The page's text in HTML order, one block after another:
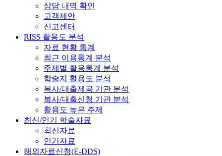
상담 내역 확인
고객제안
신고센터
RISS 활용도 분석
자료 현황 통계
최근 이용통계 분석
주제별 활용통계 분석
학술지 활용도 분석
복사/대출제공 기관 분석
복사/대출신청 기관 분석
활용도 높은 주제
최신/인기 학술자료
최신자료
인기자료
해외자료신청(E-DDS)